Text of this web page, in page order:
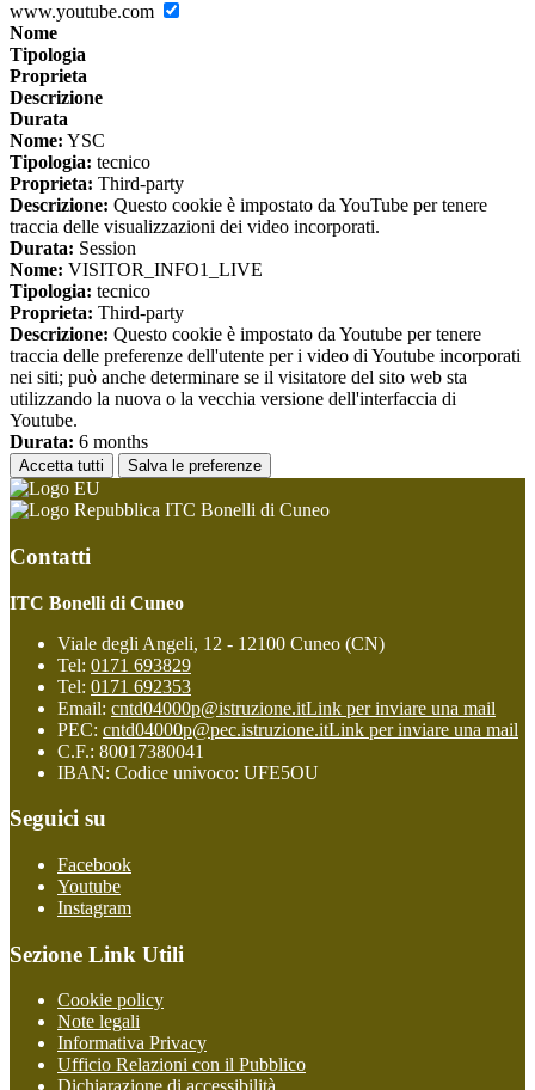
www.youtube.com
Nome
Tipologia
Proprieta
Descrizione
Durata
Nome: YSC
Tipologia: tecnico
Proprieta: Third-party
Descrizione: Questo cookie è impostato da YouTube per tenere
traccia delle visualizzazioni dei video incorporati.
Durata: Session
Nome: VISITOR_INFO1_LIVE
Tipologia: tecnico
Proprieta: Third-party
Descrizione: Questo cookie è impostato da Youtube per tenere
traccia delle preferenze dell'utente per i video di Youtube incorporati
nei siti; può anche determinare se il visitatore del sito web sta
utilizzando la nuova o la vecchia versione dell'interfaccia di
Youtube.
Durata: 6 months
Accetta tutti Salva le preferenze
ITC Bonelli di Cuneo
Contatti
ITC Bonelli di Cuneo
Viale degli Angeli, 12 - 12100 Cuneo (CN)
Tel: 0171 693829
Tel: 0171 692353
Email: cntd04000p@istruzione.itLink per inviare una mail
PEC: cntd04000p@pec.istruzione.itLink per inviare una mail
C.F.: 80017380041
IBAN: Codice univoco: UFE5OU
Seguici su
Facebook
Youtube
Instagram
Sezione Link Utili
Cookie policy
Note legali
Informativa Privacy
Ufficio Relazioni con il Pubblico